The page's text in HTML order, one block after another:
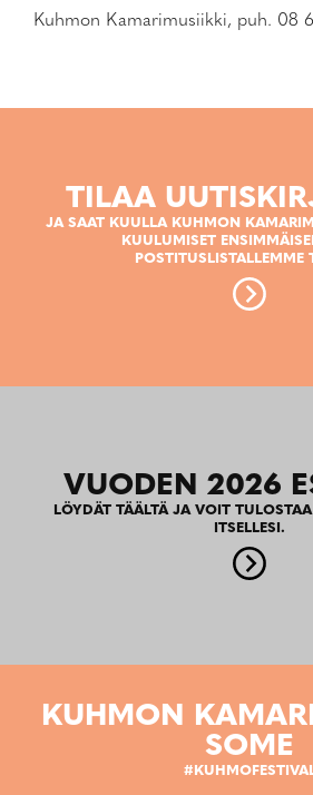
Kuhmon Kamarimusiikki, puh. 08
TILAA
JA SAAT KUULLA KUHMON
KUULUMISET
POSTITUSLISTALLEMME
VUODEN 2026
LÖYDÄT TÄÄLTÄ JA VOIT TULOSTAA
ITSELLESI.
KUHMON
SOME